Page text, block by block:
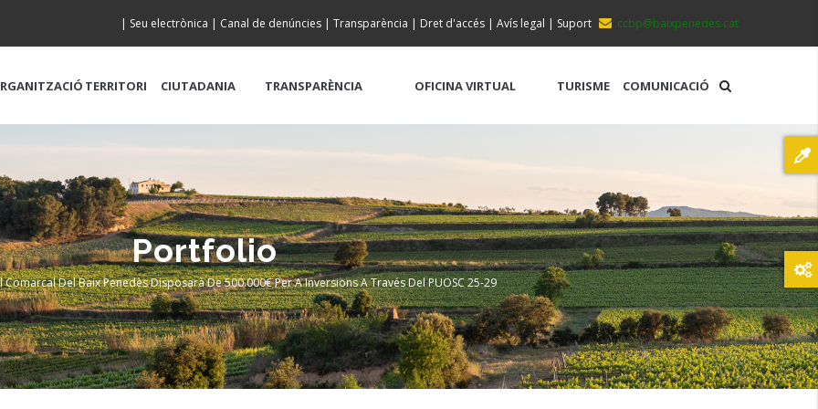
ccbp@baixpenedes.cat
| Seu electrònica | Canal de denúncies | Transparència | Dret d'accés | Avís legal | Suport
TERRITORI CIUTADANIA TRANSPARÈNCIA OFICINA VIRTUAL TURISME COMUNICACIÓ
Portfolio
Comarcal Del Baix Penedès Disposarà De 500.000€ Per A Inversions A Través Del PUOSC 25-29